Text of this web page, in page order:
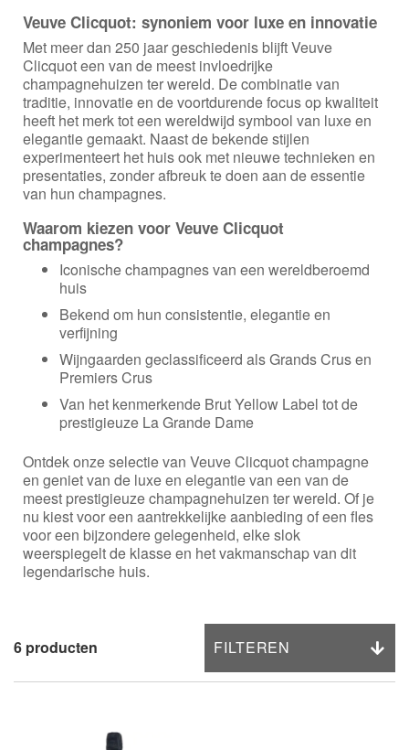
Veuve Clicquot: synoniem voor luxe en innovatie
Met meer dan 250 jaar geschiedenis blijft Veuve
Clicquot een van de meest invloedrijke
champagnehuizen ter wereld. De combinatie van
traditie, innovatie en de voortdurende focus op kwaliteit
heeft het merk tot een wereldwijd symbool van luxe en
elegantie gemaakt. Naast de bekende stijlen
experimenteert het huis ook met nieuwe technieken en
presentaties, zonder afbreuk te doen aan de essentie
van hun champagnes.
Waarom kiezen voor Veuve Clicquot
champagnes?
Iconische champagnes van een wereldberoemd
huis
Bekend om hun consistentie, elegantie en
verfijning
Wijngaarden geclassificeerd als Grands Crus en
Premiers Crus
Van het kenmerkende Brut Yellow Label tot de
prestigieuze La Grande Dame
Ontdek onze selectie van Veuve Clicquot champagne
en geniet van de luxe en elegantie van een van de
meest prestigieuze champagnehuizen ter wereld. Of je
nu kiest voor een aantrekkelijke aanbieding of een fles
voor een bijzondere gelegenheid, elke slok
weerspiegelt de klasse en het vakmanschap van dit
legendarische huis.
FILTEREN
6 producten